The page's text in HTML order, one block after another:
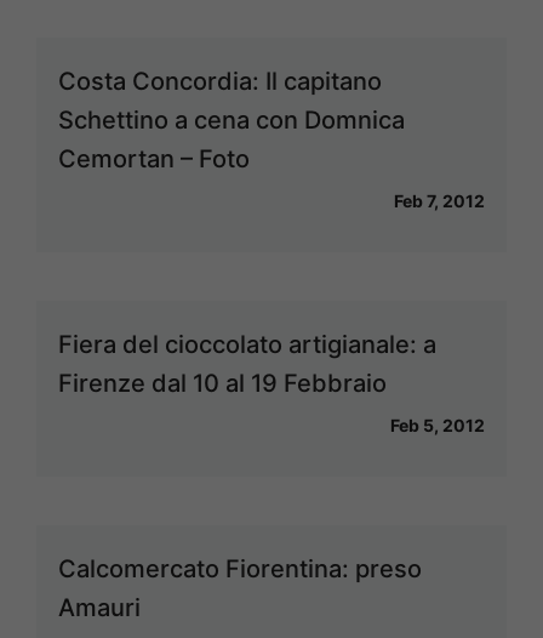
Costa Concordia: Il capitano
Schettino a cena con Domnica
Cemortan – Foto
Feb 7, 2012
Fiera del cioccolato artigianale: a
Firenze dal 10 al 19 Febbraio
Feb 5, 2012
Calcomercato Fiorentina: preso
Amauri